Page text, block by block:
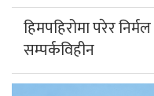
हिमपहिरोमा परेर
सम्पर्कविहीन